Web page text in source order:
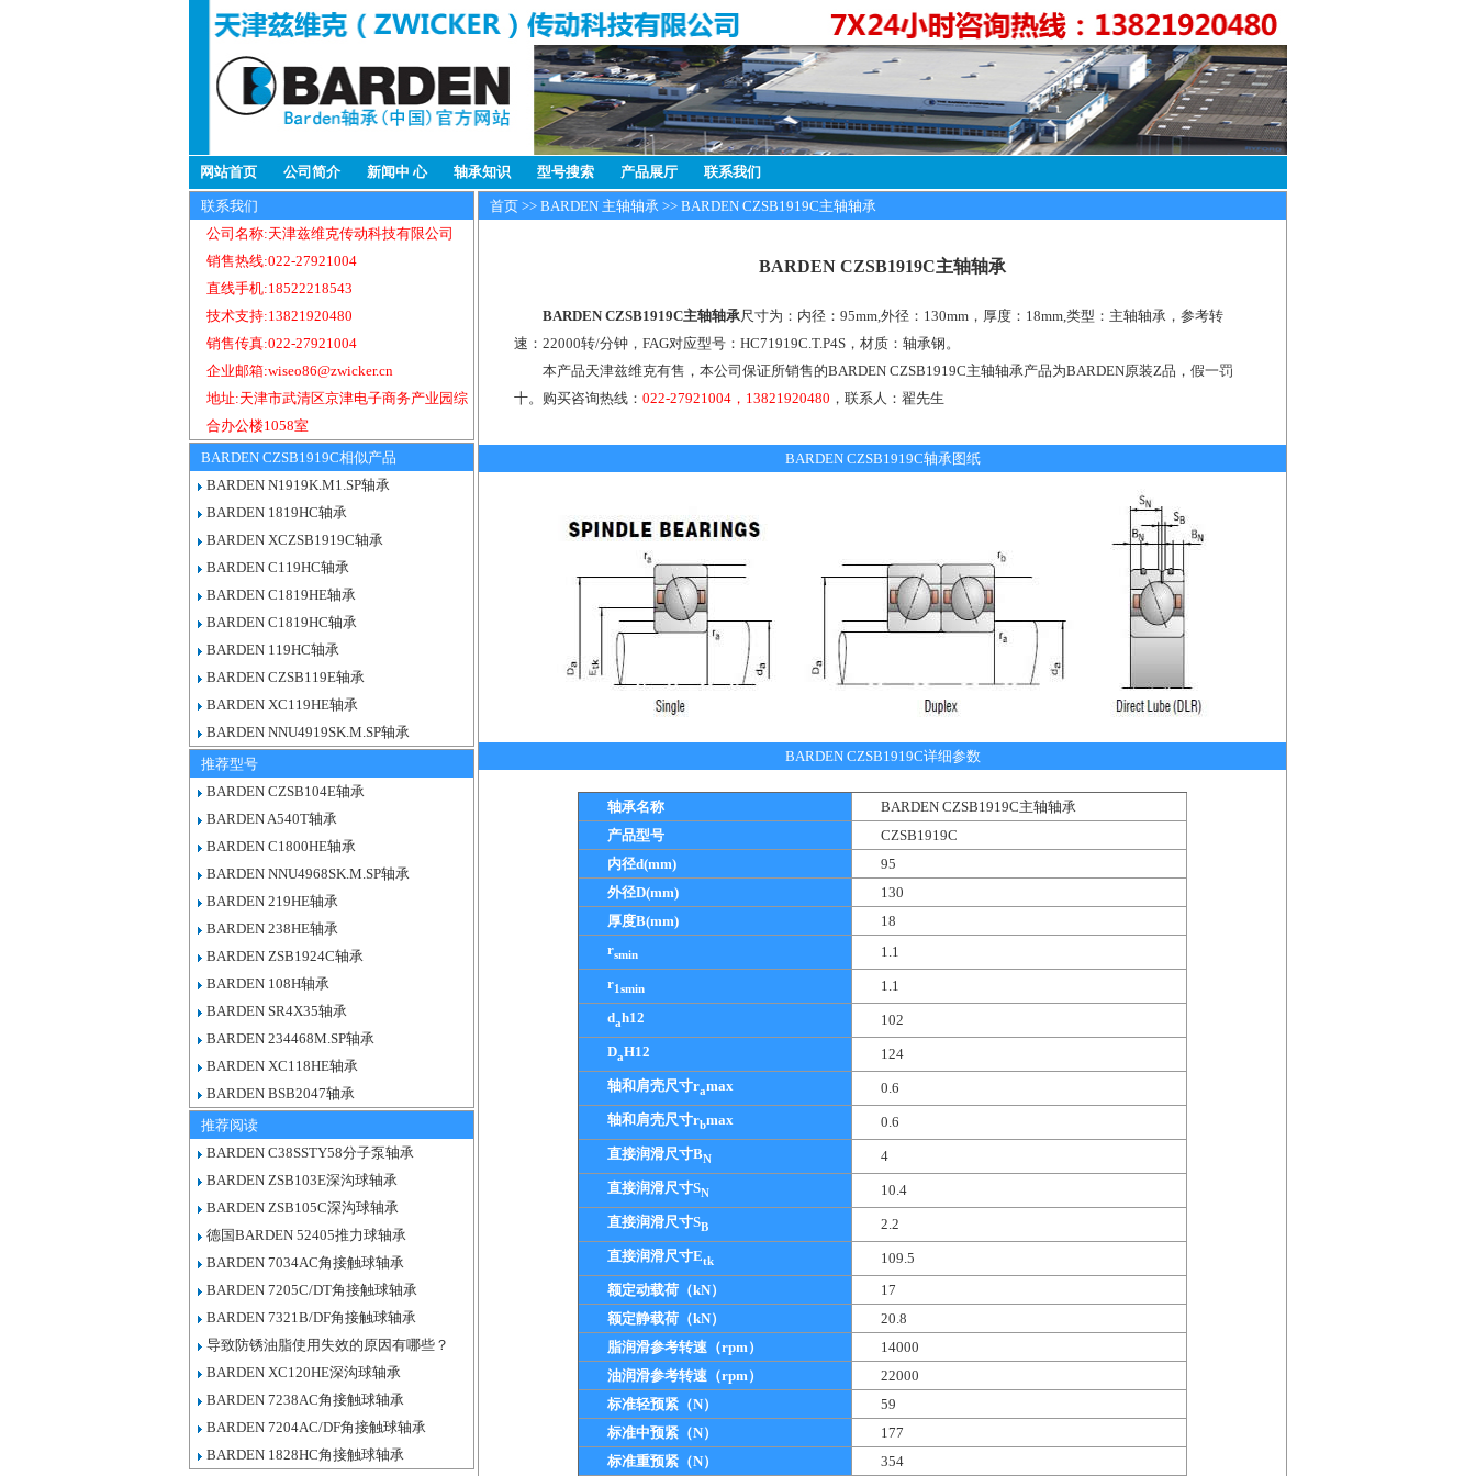
网站首页 公司简介 新闻中 心 轴承知识 型号搜索 产品展厅 联系我们
联系我们
公司名称:天津兹维克传动科技有限公司
销售热线:022-27921004
直线手机:18522218543
技术支持:13821920480
销售传真:022-27921004
企业邮箱:wiseo86@zwicker.cn
地址:天津市武清区京津电子商务产业园综
合办公楼1058室
BARDEN CZSB1919C相似产品
BARDEN N1919K.M1.SP轴承
BARDEN 1819HC轴承
BARDEN XCZSB1919C轴承
BARDEN C119HC轴承
BARDEN C1819HE轴承
BARDEN C1819HC轴承
BARDEN 119HC轴承
BARDEN CZSB119E轴承
BARDEN XC119HE轴承
BARDEN NNU4919SK.M.SP轴承
推荐型号
BARDEN CZSB104E轴承
BARDEN A540T轴承
BARDEN C1800HE轴承
BARDEN NNU4968SK.M.SP轴承
BARDEN 219HE轴承
BARDEN 238HE轴承
BARDEN ZSB1924C轴承
BARDEN 108H轴承
BARDEN SR4X35轴承
BARDEN 234468M.SP轴承
BARDEN XC118HE轴承
BARDEN BSB2047轴承
推荐阅读
BARDEN C38SSTY58分子泵轴承
BARDEN ZSB103E深沟球轴承
BARDEN ZSB105C深沟球轴承
德国BARDEN 52405推力球轴承
BARDEN 7034AC角接触球轴承
BARDEN 7205C/DT角接触球轴承
BARDEN 7321B/DF角接触球轴承
导致防锈油脂使用失效的原因有哪些？
BARDEN XC120HE深沟球轴承
BARDEN 7238AC角接触球轴承
BARDEN 7204AC/DF角接触球轴承
BARDEN 1828HC角接触球轴承
首页 >> BARDEN 主轴轴承 >> BARDEN CZSB1919C主轴轴承
BARDEN CZSB1919C主轴轴承
BARDEN CZSB1919C主轴轴承尺寸为：内径：95mm,外径：130mm，厚度：18mm,类型：主轴轴承，参考转
速：22000转/分钟，FAG对应型号：HC71919C.T.P4S，材质：轴承钢。
本产品天津兹维克有售，本公司保证所销售的BARDEN CZSB1919C主轴轴承产品为BARDEN原装Z品，假一罚
十。购买咨询热线：022-27921004，13821920480 ，联系人：翟先生
BARDEN CZSB1919C轴承图纸
BARDEN CZSB1919C详细参数
轴承名称
BARDEN CZSB1919C主轴轴承
产品型号
CZSB1919C
内径d(mm)
95
外径D(mm)
130
厚度B(mm)
18
rsmin
1.1
r1smin
1.1
dah12
102
DaH12
124
轴和肩壳尺寸ramax
0.6
轴和肩壳尺寸rbmax
0.6
直接润滑尺寸BN
4
直接润滑尺寸SN
10.4
直接润滑尺寸SB
2.2
直接润滑尺寸Etk
109.5
额定动载荷（kN）
17
额定静载荷（kN）
20.8
脂润滑参考转速（rpm）
14000
油润滑参考转速（rpm）
22000
标准轻预紧（N）
59
标准中预紧（N）
177
标准重预紧（N）
354